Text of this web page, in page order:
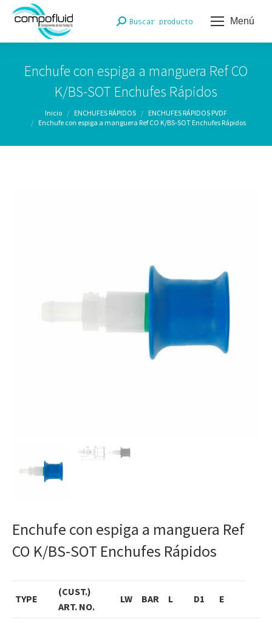
Menú
Buscar:Buscar producto
Enchufe con espiga a manguera Ref CO
K/BS-SOT Enchufes Rápidos
Estás aquí:
Inicio ENCHUFES RÁPIDOS
ENCHUFES RÁPIDOS PVDF
Enchufe con espiga a manguera Ref CO K/BS-SOT Enchufes Rápidos
Enchufe con espiga a manguera Ref
CO K/BS-SOT Enchufes Rápidos
TYPE
(CUST.)
ART. NO.
LW BAR L D1 E